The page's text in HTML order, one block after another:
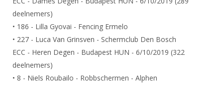
Website
Gebruiksvoorwaarden
Handleiding
Historie
Organisatie
Bestuur
Commissies
Ereleden
Ranglijsten
Inschrijven
Reglementen
Materiaal
DBT
FBT
SBT
Talentontwikkeling
Jeugdkampen
Brassardsysteem
Voor coaches en leraren
Nieuws
NK organiseren
deelnemers)
• 186 - Lilla Gyovai - Fencing Ermelo
• 227 - Luca Van Grinsven - Schermclub Den Bosch
ECC - Heren Degen - Budapest HUN - 6/10/2019 (322
deelnemers)
• 8 - Niels Roubailo - Robbschermen - Alphen